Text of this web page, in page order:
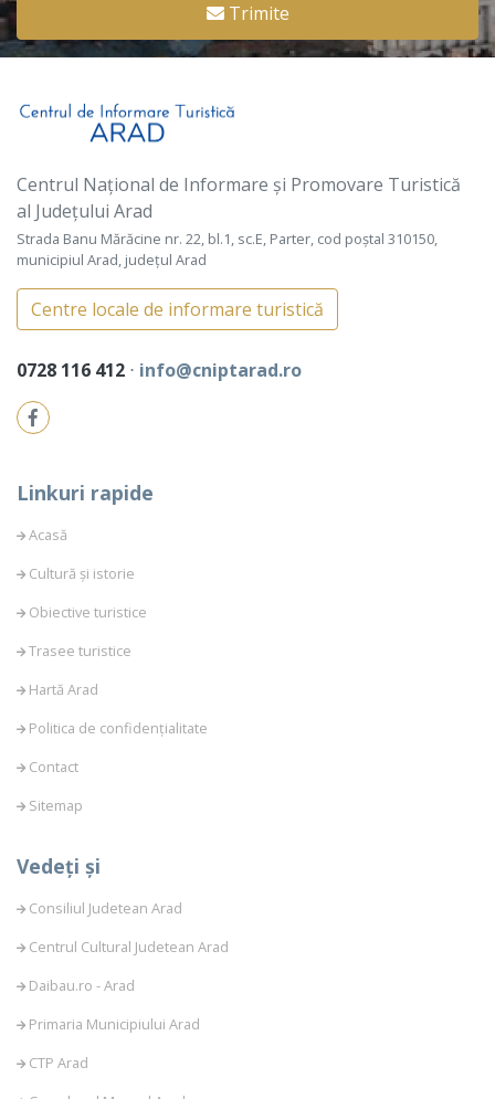
Trimite
Centrul Național de Informare și Promovare Turistică
al Județului Arad
Strada Banu Mărăcine nr. 22, bl.1, sc.E, Parter, cod poștal 310150,
municipiul Arad, județul Arad
Centre locale de informare turistică
0728 116 412 ⋅ info@cniptarad.ro
Linkuri rapide
Acasă
Cultură și istorie
Obiective turistice
Trasee turistice
Hartă Arad
Politica de confidențialitate
Contact
Sitemap
Vedeți și
Consiliul Judetean Arad
Centrul Cultural Judetean Arad
Daibau.ro - Arad
Primaria Municipiului Arad
CTP Arad